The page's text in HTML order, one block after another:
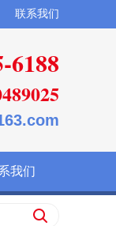
联系我们
6188
我们